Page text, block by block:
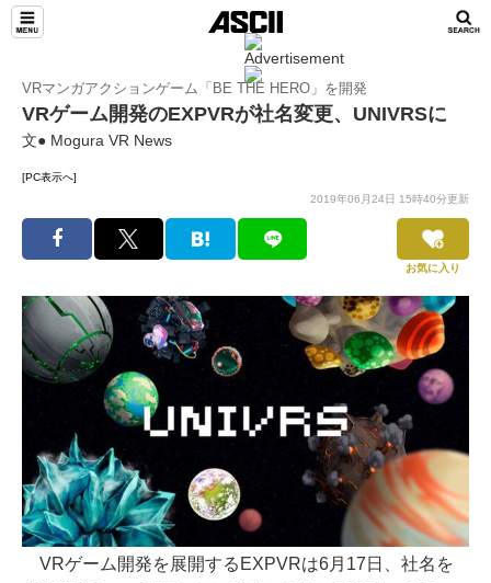
VRマンガアクションゲーム「BE THE HERO」を開発
VRゲーム開発のEXPVRが社名変更、UNIVRSに
文● Mogura VR News
[PC表示へ]
2019年06月24日 15時40分更新
お気に入り
VRゲーム開発を展開するEXPVRは6月17日、社名を